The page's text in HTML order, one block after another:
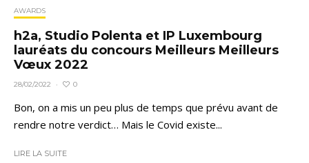
AWARDS
h2a, Studio Polenta et IP Luxembourg
lauréats du concours Meilleurs Meilleurs
Vœux 2022
28/02/2022 · 0
Bon, on a mis un peu plus de temps que prévu avant de
rendre notre verdict… Mais le Covid existe...
LIRE LA SUITE